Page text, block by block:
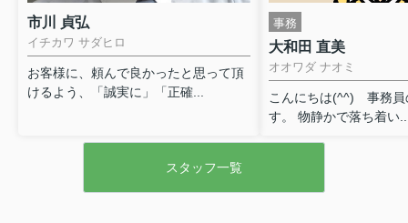
市川 貞弘
イチカワ サダヒロ
お客様に、頼んで良かったと思って頂
けるよう、「誠実に」「正確...
事務
大和田 直美
オオワダ ナオミ
こんにちは(^^) 事務員
す。 物静かで落ち着い
スタッフ一覧